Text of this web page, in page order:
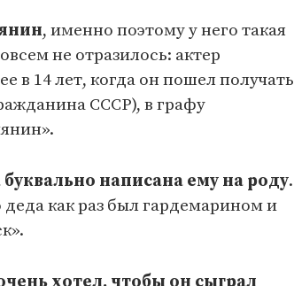
, именно поэтому у него такая
не отразилось: актер
в 14 лет, когда он пошел получать
СССР), в графу
написана ему на роду.
как раз был гардемарином и